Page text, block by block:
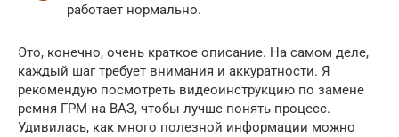
работает нормально.
Это, конечно, очень краткое описание. На самом деле,
каждый шаг требует внимания и аккуратности. Я
рекомендую посмотреть видеоинструкцию по замене
ремня ГРМ на ВАЗ, чтобы лучше понять процесс.
Удивилась, как много полезной информации можно